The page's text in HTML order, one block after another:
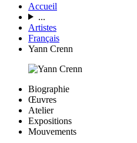
Accueil
...
Artistes
Français
Yann Crenn
Biographie
Œuvres
Atelier
Expositions
Mouvements